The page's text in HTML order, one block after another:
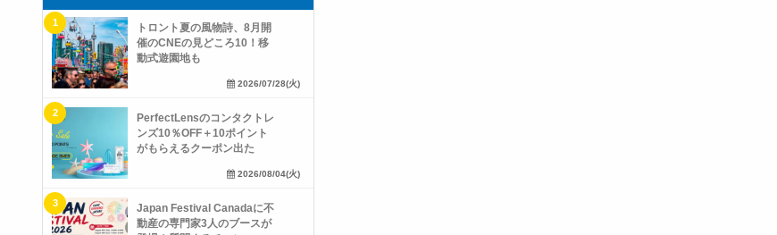
トロント夏の風物詩、8月開
催のCNEの見どころ10！移
動式遊園地も
2026/07/28(火)
PerfectLensのコンタクトレ
ンズ10％OFF＋10ポイント
がもらえるクーポン出た
2026/08/04(火)
Japan Festival Canadaに不
動産の専門家3人のブースが